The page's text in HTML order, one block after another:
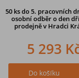
50 ksdo 5. pracovních
osobní odběr o den
prodejněv Hradci
5 293
Do košíku